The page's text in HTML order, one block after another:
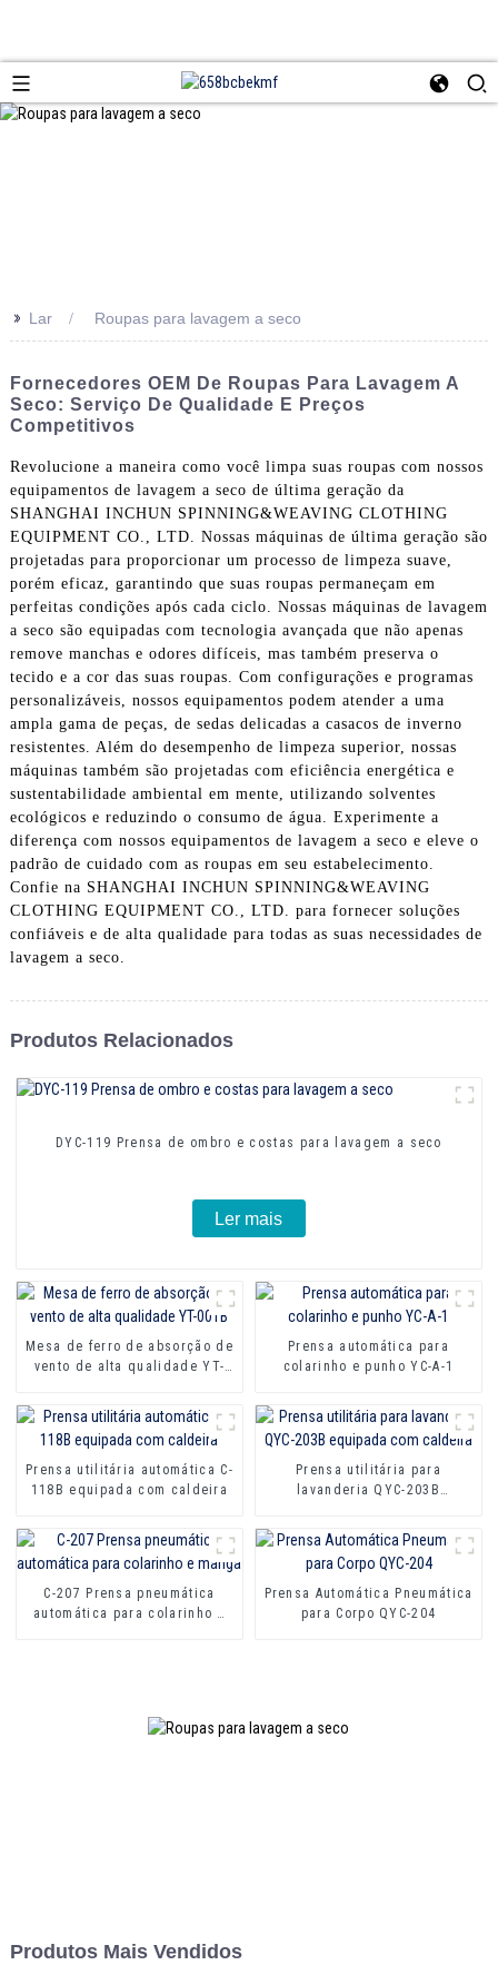
>> Lar Roupas para lavagem a seco
Fornecedores OEM De Roupas Para Lavagem A
Seco: Serviço De Qualidade E Preços
Competitivos
Revolucione a maneira como você limpa suas roupas com nossos
equipamentos de lavagem a seco de última geração da
SHANGHAI INCHUN SPINNING&WEAVING CLOTHING
EQUIPMENT CO., LTD. Nossas máquinas de última geração são
projetadas para proporcionar um processo de limpeza suave,
porém eficaz, garantindo que suas roupas permaneçam em
perfeitas condições após cada ciclo. Nossas máquinas de lavagem
a seco são equipadas com tecnologia avançada que não apenas
remove manchas e odores difíceis, mas também preserva o
tecido e a cor das suas roupas. Com configurações e programas
personalizáveis, nossos equipamentos podem atender a uma
ampla gama de peças, de sedas delicadas a casacos de inverno
resistentes. Além do desempenho de limpeza superior, nossas
máquinas também são projetadas com eficiência energética e
sustentabilidade ambiental em mente, utilizando solventes
ecológicos e reduzindo o consumo de água. Experimente a
diferença com nossos equipamentos de lavagem a seco e eleve o
padrão de cuidado com as roupas em seu estabelecimento.
Confie na SHANGHAI INCHUN SPINNING&WEAVING
CLOTHING EQUIPMENT CO., LTD. para fornecer soluções
confiáveis ​​e de alta qualidade para todas as suas necessidades de
lavagem a seco.
Produtos Relacionados
DYC-119 Prensa de ombro e costas para lavagem a seco
Ler mais
Mesa de ferro de absorção de
vento de alta qualidade YT-
Prensa automática para
colarinho e punho YC-A-1
Prensa utilitária automática C-
118B equipada com caldeira
Prensa utilitária para
lavanderia QYC-203B
C-207 Prensa pneumática
automática para colarinho e
Prensa Automática Pneumática
para Corpo QYC-204
Produtos Mais Vendidos